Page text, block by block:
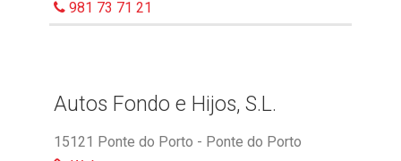
981 73 71 21
Autos Fondo e Hijos, S.L.
15121 Ponte do Porto - Ponte do Porto